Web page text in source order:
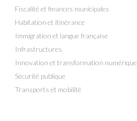
Fiscalité et finances municipales
Habitation et itinérance
Immigration et langue française
Infrastructures
Innovation et transformation numérique
Sécurité publique
Transports et mobilité